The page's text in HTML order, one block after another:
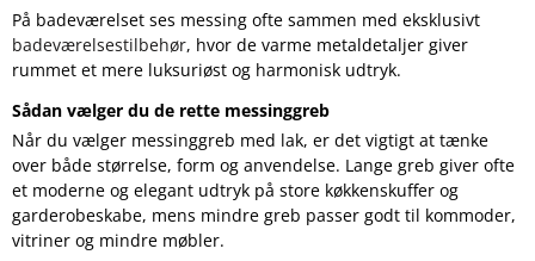
På badeværelset ses messing ofte sammen med eksklusivt
badeværelsestilbehør, hvor de varme metaldetaljer giver
rummet et mere luksuriøst og harmonisk udtryk.
Sådan vælger du de rette messinggreb
Når du vælger messinggreb med lak, er det vigtigt at tænke
over både størrelse, form og anvendelse. Lange greb giver ofte
et moderne og elegant udtryk på store køkkenskuffer og
garderobeskabe, mens mindre greb passer godt til kommoder,
vitriner og mindre møbler.